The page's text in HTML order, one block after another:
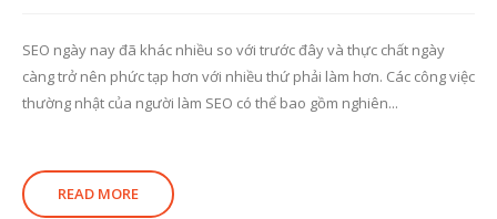
SEO ngày nay đã khác nhiều so với trước đây và thực chất ngày
càng trở nên phức tạp hơn với nhiều thứ phải làm hơn. Các công việc
thường nhật của người làm SEO có thể bao gồm nghiên...
READ MORE